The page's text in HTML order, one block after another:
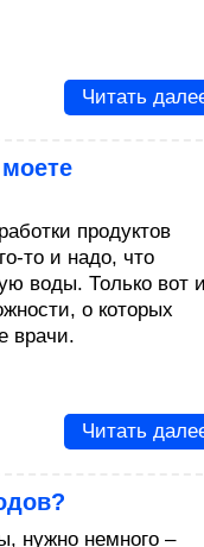
Читать
продуктов
то и надо, что
воды. Только вот
о которых
врачи.
Читать
нужно немного –